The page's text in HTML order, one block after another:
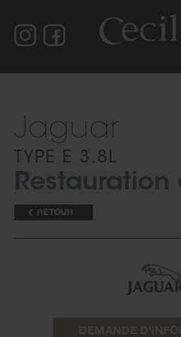
Jaguar
TYPE E 3.8L
RETOUR
DEMANDE